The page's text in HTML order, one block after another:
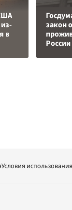
в
закон
России
Условия использования